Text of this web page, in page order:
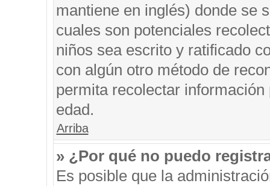
mantiene en inglés) donde se
cuales son potenciales
niños sea escrito y ratificado
con algún otro método de
permita recolectar
edad.
Arriba
» ¿Por qué no puedo
Es posible que la